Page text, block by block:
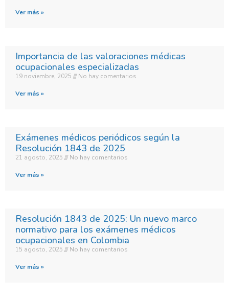
Ver más »
Importancia de las valoraciones médicas
ocupacionales especializadas
19 noviembre, 2025 No hay comentarios
Ver más »
Exámenes médicos periódicos según la
Resolución 1843 de 2025
21 agosto, 2025 No hay comentarios
Ver más »
Resolución 1843 de 2025: Un nuevo marco
normativo para los exámenes médicos
ocupacionales en Colombia
15 agosto, 2025 No hay comentarios
Ver más »